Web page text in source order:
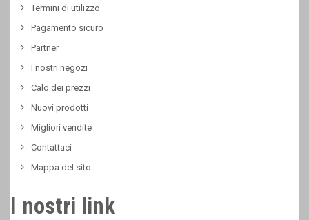
Termini di utilizzo
Pagamento sicuro
Partner
I nostri negozi
Calo dei prezzi
Nuovi prodotti
Migliori vendite
Contattaci
Mappa del sito
I nostri link